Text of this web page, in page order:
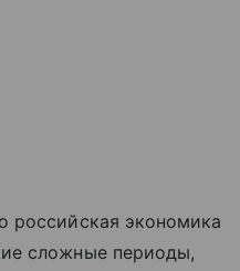
российская экономика
сложные периоды,